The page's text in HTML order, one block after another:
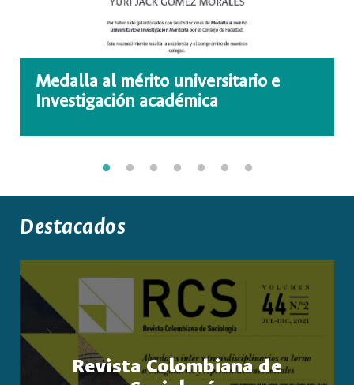
Medalla al mérito universitario e
Investigación académica
Destacados
Revista Colombiana de